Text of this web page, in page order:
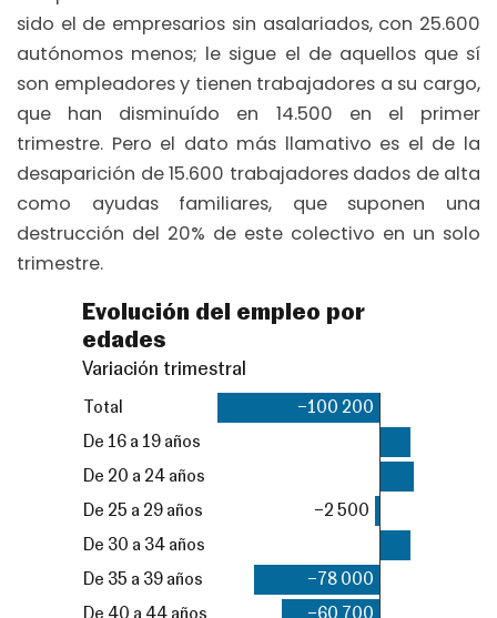
sido el de empresarios sin asalariados, con 25.600
autónomos menos; le sigue el de aquellos que sí
son empleadores y tienen trabajadores a su cargo,
que han disminuído en 14.500 en el primer
trimestre. Pero el dato más llamativo es el de la
desaparición de 15.600 trabajadores dados de alta
como ayudas familiares, que suponen una
destrucción del 20% de este colectivo en un solo
trimestre.